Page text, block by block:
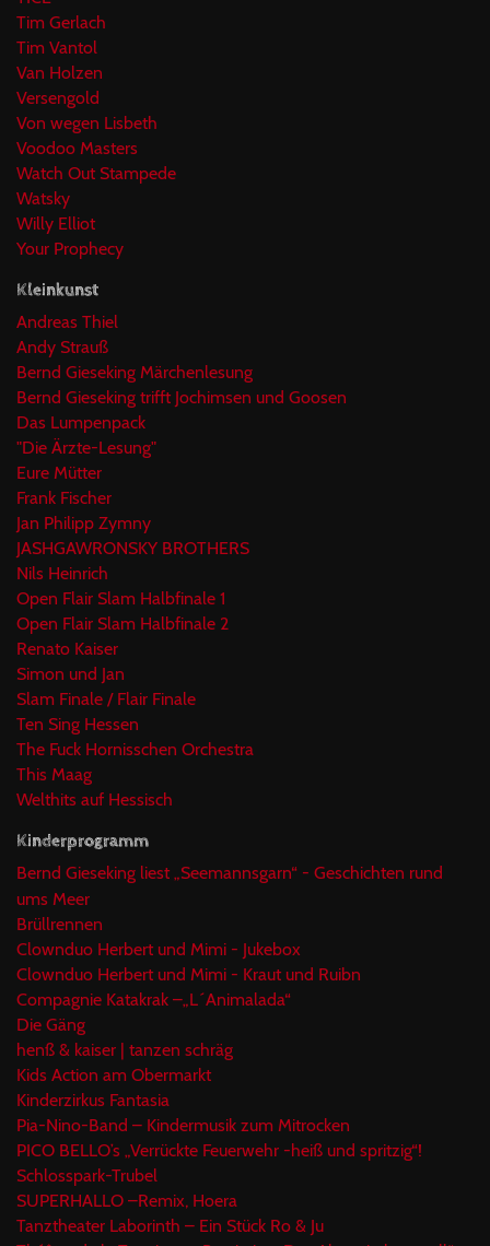
Tim Gerlach
Tim Vantol
Van Holzen
Versengold
Von wegen Lisbeth
Voodoo Masters
Watch Out Stampede
Watsky
Willy Elliot
Your Prophecy
Kleinkunst
Andreas Thiel
Andy Strauß
Bernd Gieseking Märchenlesung
Bernd Gieseking trifft Jochimsen und Goosen
Das Lumpenpack
"Die Ärzte-Lesung"
Eure Mütter
Frank Fischer
Jan Philipp Zymny
JASHGAWRONSKY BROTHERS
Nils Heinrich
Open Flair Slam Halbfinale 1
Open Flair Slam Halbfinale 2
Renato Kaiser
Simon und Jan
Slam Finale / Flair Finale
Ten Sing Hessen
The Fuck Hornisschen Orchestra
This Maag
Welthits auf Hessisch
Kinderprogramm
Bernd Gieseking liest „Seemannsgarn“ - Geschichten rund
ums Meer
Brüllrennen
Clownduo Herbert und Mimi - Jukebox
Clownduo Herbert und Mimi - Kraut und Ruibn
Compagnie Katakrak –„L´Animalada“
Die Gäng
henß & kaiser | tanzen schräg
Kids Action am Obermarkt
Kinderzirkus Fantasia
Pia-Nino-Band – Kindermusik zum Mitrocken
PICO BELLO’s „Verrückte Feuerwehr -heiß und spritzig“!
Schlosspark-Trubel
SUPERHALLO –Remix, Hoera
Tanztheater Laborinth – Ein Stück Ro & Ju